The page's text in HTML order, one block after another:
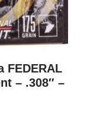
FEDERAL
– .308″ –